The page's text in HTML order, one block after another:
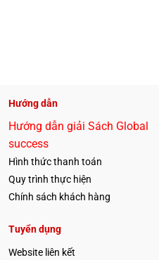
Hướng dẫn
Hướng dẫn giải Sách Global
success
Hình thức thanh toán
Quy trình thực hiện
Chính sách khách hàng
Tuyển dụng
Website liên kết